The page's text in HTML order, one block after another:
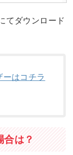
てダウンロード
ーはコチラ
合は？